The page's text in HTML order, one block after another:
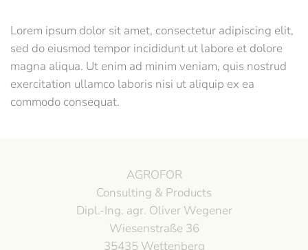
Lorem ipsum dolor sit amet, consectetur adipiscing elit,
sed do eiusmod tempor incididunt ut labore et dolore
magna aliqua. Ut enim ad minim veniam, quis nostrud
exercitation ullamco laboris nisi ut aliquip ex ea
commodo consequat.
AGROFOR
Consulting & Products
Dipl.-Ing. agr. Oliver Wegener
Wiesenstraße 36
35435 Wettenberg